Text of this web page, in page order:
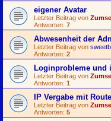
eigener Avatar
Letzter Beitrag von
Antworten: 7
Abwesenheit der
Letzter Beitrag von
Antworten: 2
Loginprobleme und
Letzter Beitrag von
Antworten: 1
IP Vergabe mit
Letzter Beitrag von
Antworten: 5